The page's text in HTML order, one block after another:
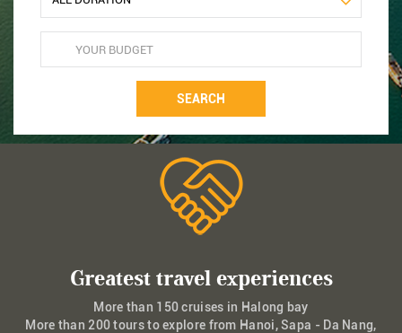
SEARCH
Greatest travel experiences
More than 150 cruises in Halong bay
More than 200 tours to explore from Hanoi, Sapa - Da Nang,